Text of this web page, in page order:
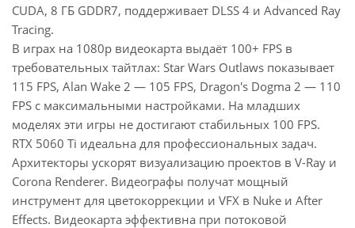
CUDA, 8 ГБ GDDR7, поддерживает DLSS 4 и Advanced Ray
Tracing.
В играх на 1080p видеокарта выдаёт 100+ FPS в
требовательных тайтлах: Star Wars Outlaws показывает
115 FPS, Alan Wake 2 — 105 FPS, Dragon's Dogma 2 — 110
FPS с максимальными настройками. На младших
моделях эти игры не достигают стабильных 100 FPS.
RTX 5060 Ti идеальна для профессиональных задач.
Архитекторы ускорят визуализацию проектов в V-Ray и
Corona Renderer. Видеографы получат мощный
инструмент для цветокоррекции и VFX в Nuke и After
Effects. Видеокарта эффективна при потоковой